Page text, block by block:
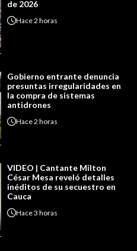
de 2026
Hace2 horas
Gobierno entrante denuncia
presuntas irregularidades en
la compra de sistemas
antidrones
Hace2 horas
VIDEO | Cantante Milton
César Mesa reveló detalles
inéditos de su secuestro en
Cauca
Hace3 horas